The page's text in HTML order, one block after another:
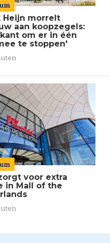
Heijn morrelt
aan koopzegels:
om er in één
te stoppen'
voor extra
in Mall of the